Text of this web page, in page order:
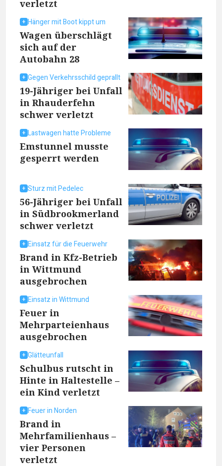
verletzt
Hänger mit Boot kippt um
Wagen überschlägt
sich auf der
Autobahn 28
Gegen Verkehrsschild geprallt
19-Jähriger bei Unfall
in Rhauderfehn
schwer verletzt
Lastwagen hatte Probleme
Emstunnel musste
gesperrt werden
Sturz mit Pedelec
56-Jähriger bei Unfall
in Südbrookmerland
schwer verletzt
Einsatz für die Feuerwehr
Brand in Kfz-Betrieb
in Wittmund
ausgebrochen
Einsatz in Wittmund
Feuer in
Mehrparteienhaus
ausgebrochen
Glätteunfall
Schulbus rutscht in
Hinte in Haltestelle –
ein Kind verletzt
Feuer in Norden
Brand in
Mehrfamilienhaus –
vier Personen
verletzt